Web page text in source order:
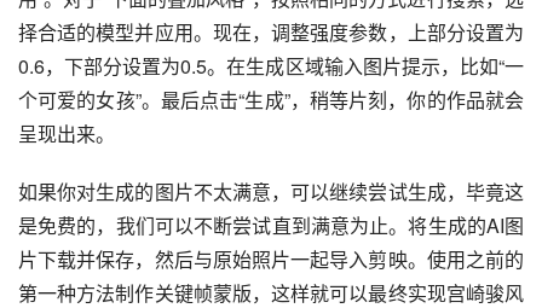
择合适的模型并应用。现在，调整强度参数，上部分设置为
0.6，下部分设置为0.5。在生成区域输入图片提示，比如“一
个可爱的女孩”。最后点击“生成”，稍等片刻，你的作品就会
呈现出来。
如果你对生成的图片不太满意，可以继续尝试生成，毕竟这
是免费的，我们可以不断尝试直到满意为止。将生成的AI图
片下载并保存，然后与原始照片一起导入剪映。使用之前的
第一种方法制作关键帧蒙版，这样就可以最终实现宫崎骏风